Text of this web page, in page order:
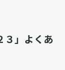
３」よくあ